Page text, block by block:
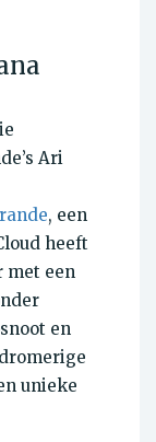
Ari
, een
heeft
met een
en
unieke